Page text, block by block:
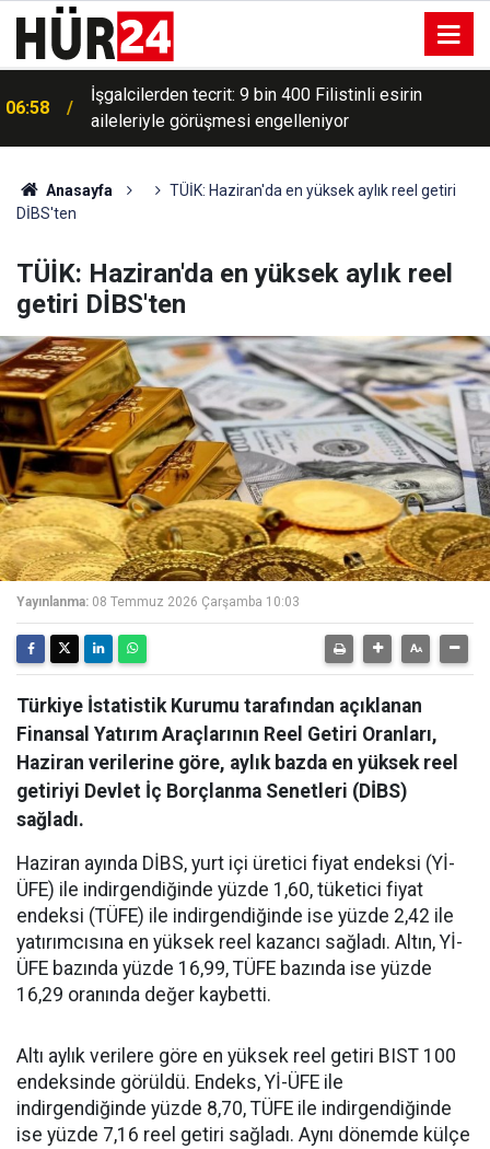
06:58
İşgalcilerden tecrit: 9 bin 400 Filistinli esirin
aileleriyle görüşmesi engelleniyor
Anasayfa
TÜİK: Haziran'da en yüksek aylık reel getiri
DİBS'ten
TÜİK: Haziran'da en yüksek aylık reel
getiri DİBS'ten
Yayınlanma: 08 Temmuz 2026 Çarşamba 10:03
Türkiye İstatistik Kurumu tarafından açıklanan
Finansal Yatırım Araçlarının Reel Getiri Oranları,
Haziran verilerine göre, aylık bazda en yüksek reel
getiriyi Devlet İç Borçlanma Senetleri (DİBS)
sağladı.
Haziran ayında DİBS, yurt içi üretici fiyat endeksi (Yİ-
ÜFE) ile indirgendiğinde yüzde 1,60, tüketici fiyat
endeksi (TÜFE) ile indirgendiğinde ise yüzde 2,42 ile
yatırımcısına en yüksek reel kazancı sağladı. Altın, Yİ-
ÜFE bazında yüzde 16,99, TÜFE bazında ise yüzde
16,29 oranında değer kaybetti.
Altı aylık verilere göre en yüksek reel getiri BIST 100
endeksinde görüldü. Endeks, Yİ-ÜFE ile
indirgendiğinde yüzde 8,70, TÜFE ile indirgendiğinde
ise yüzde 7,16 reel getiri sağladı. Aynı dönemde külçe